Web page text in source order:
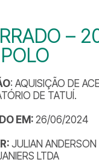
–
: AQUISIÇÃO DE
DE TATUÍ.
EM:26/06/2024
JULIAN
LTDA